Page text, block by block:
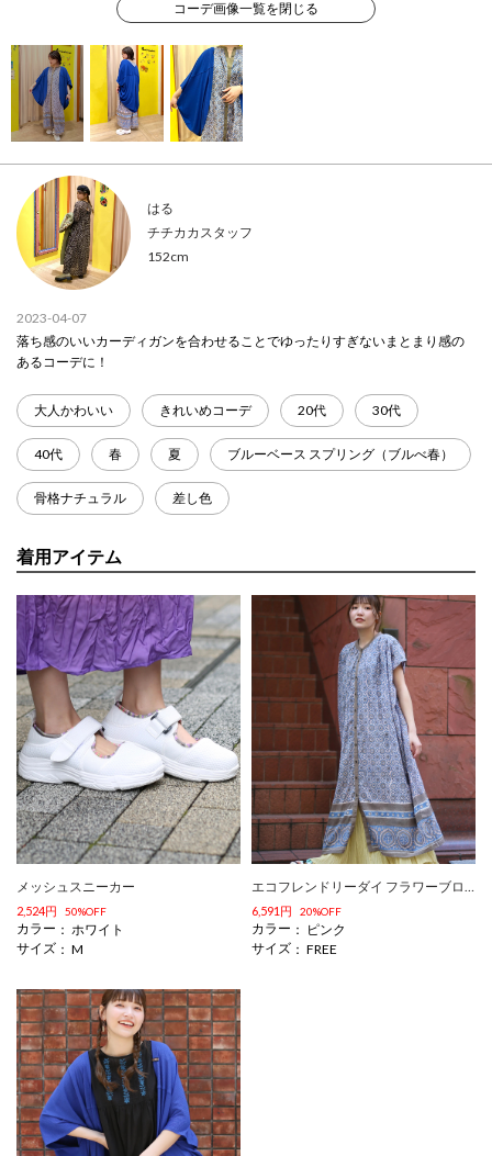
コーデ画像一覧を閉じる
はる
チチカカスタッフ
152cm
2023-04-07
落ち感のいいカーディガンを合わせることでゆったりすぎないまとまり感の
あるコーデに！
大人かわいい きれいめコーデ 20代 30代
40代 春 夏 ブルーベース スプリング（ブルべ春）
骨格ナチュラル 差し色
着用アイテム
メッシュスニーカー
2,524円 50%OFF
カラー
ホワイト
サイズ
M
エコフレンドリーダイ フラワーブロックプリントワンピース
6,591円 20%OFF
カラー
ピンク
サイズ
FREE